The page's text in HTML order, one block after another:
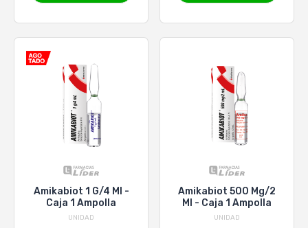
Amikabiot 1 G/4 Ml -
Caja 1 Ampolla
UNIDAD
Amikabiot 500 Mg/2
Ml - Caja 1 Ampolla
UNIDAD